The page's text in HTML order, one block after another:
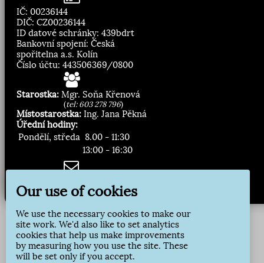
IČ: 00236144
DIČ: CZ00236144
ID datové schránky: 439bdrt
Bankovní spojení: Česká
spořitelna a.s. Kolín
Číslo účtu: 443506369/0800
Starostka: Mgr. Soňa Křenová
(tel: 603 278 796)
Místostarostka: Ing. Jana Pěkná
Úřední hodiny:
Pondělí, středa 8.00 - 11:30
13:00 - 16:30
Přihlásit odběr
Our use of cookies
We use the necessary cookies to make our
site work. We'd also like to set analytics
cookies that help us make improvements
by measuring how you use the site. These
will be set only if you accept.